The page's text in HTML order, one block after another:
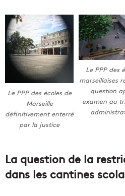
Le PPP des écoles de
Marseille
définitivement enterré
par la justice
Le PPP des
marseillaises
question
examen au
La question de la
dans les cantines